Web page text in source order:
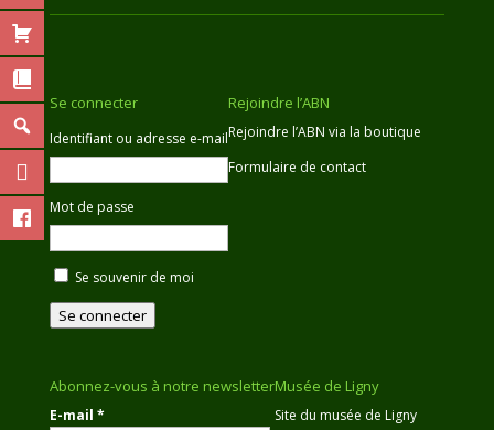
Se connecter
Identifiant ou adresse e-mail
Mot de passe
Se souvenir de moi
Se connecter
Rejoindre l’ABN
Rejoindre l’ABN via la boutique
Formulaire de contact
Abonnez-vous à notre newsletter
E-mail *
Musée de Ligny
Site du musée de Ligny